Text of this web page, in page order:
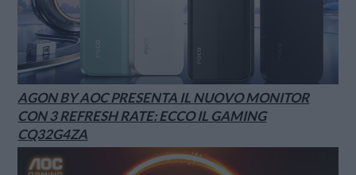
AGON BY AOC PRESENTA IL NUOVO MONITOR
CON 3 REFRESH RATE: ECCO IL GAMING
CQ32G4ZA